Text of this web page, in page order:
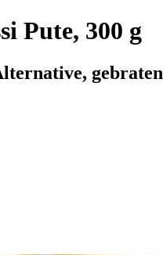
Pute, 300 g
gebraten